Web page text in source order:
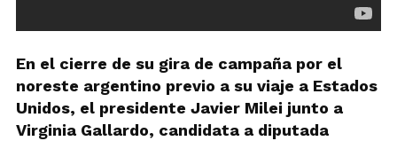
En el cierre de su gira de campaña por el
noreste argentino previo a su viaje a Estados
Unidos, el presidente Javier Milei junto a
Virginia Gallardo, candidata a diputada